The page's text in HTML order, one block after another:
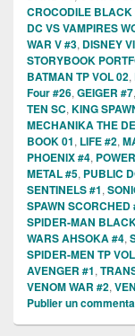
CROCODILE BLACK
DC VS VAMPIRES
WAR V #3, DISNEY
STORYBOOK
BATMAN TP VOL 02,
Four #26, GEIGER #7,
TEN SC, KING
MECHANIKA THE
BOOK 01, LIFE #2,
PHOENIX #4,
METAL #5, PUBLIC
SENTINELS #1,
SPAWN SCORCHED
SPIDER-MAN
WARS AHSOKA #4,
SPIDER-MEN TP
AVENGER #1,
VENOM WAR #2,
Publier un